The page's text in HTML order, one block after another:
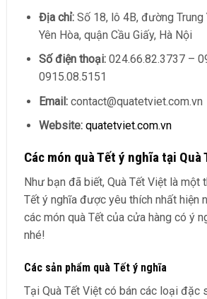
Địa chỉ:Số 18, lô 4B, đường Trung
Yên Hòa, quận Cầu Giấy, Hà Nội
Số điện thoại:024.66.82.3737 –
0915.08.5151
Email:contact@quatetviet.com.vn
Website:quatetviet.com.vn
Các món quà Tết ý nghĩa tại Quà
Như bạn đã biết, Quà Tết Việt là một
Tết ý nghĩa được yêu thích nhất hiện
các món quà Tết của cửa hàng có ý
nhé!
Các sản phẩm quà Tết ý nghĩa
Tại Quà Tết Việt có bán các loại đặc